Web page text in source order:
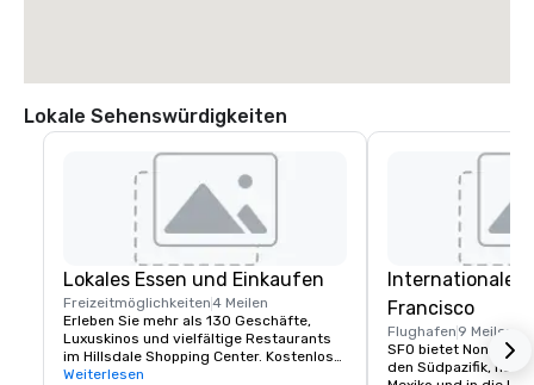
Lokale Sehenswürdigkeiten
Lokales Essen und Einkaufen
Freizeitmöglichkeiten4 Meilen
Erleben Sie mehr als 130 Geschäfte,
Luxuskinos und vielfältige Restaurants
im Hillsdale Shopping Center. Kostenlose
Parkplätze und Caltrain zugänglich. Das
Weiterlesen
Internationaler
Francisco
Flughafen 9 Meilen
SFO bietet Nonstop-
den Südpazifik, nach